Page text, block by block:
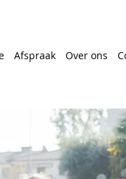
Afspraak Over ons